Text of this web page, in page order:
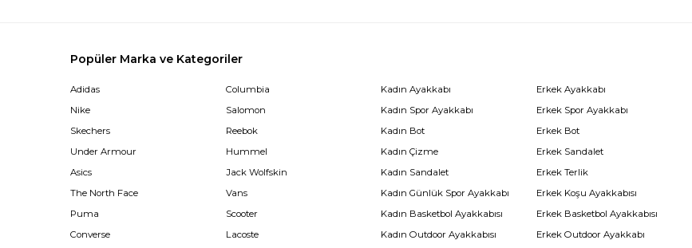
Popüler Marka ve Kategoriler
Adidas
Nike
Skechers
Under Armour
Asics
The North Face
Puma
Converse
Columbia
Salomon
Reebok
Hummel
Jack Wolfskin
Vans
Scooter
Lacoste
Kadın Ayakkabı
Kadın Spor Ayakkabı
Kadın Bot
Kadın Çizme
Kadın Sandalet
Kadın Günlük Spor Ayakkabı
Kadın Basketbol Ayakkabısı
Kadın Outdoor Ayakkabısı
Erkek Ayakkabı
Erkek Spor Ayakkabı
Erkek Bot
Erkek Sandalet
Erkek Terlik
Erkek Koşu Ayakkabısı
Erkek Basketbol Ayakkabısı
Erkek Outdoor Ayakkabı